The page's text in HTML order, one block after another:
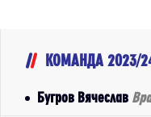
КОМАНДА 2023/
Бугров Вячеслав